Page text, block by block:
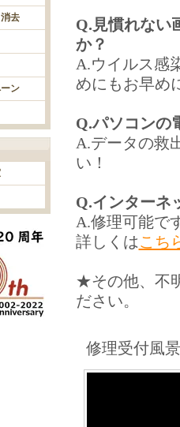
去
ン
Q.見慣れない
か？
A.ウイルス感
めにもお早め
Q.パソコンの
A.データの救
い！
Q.インターネ
A.修理可能で
詳しくはこち
★その他、不
ださい。
修理受付風